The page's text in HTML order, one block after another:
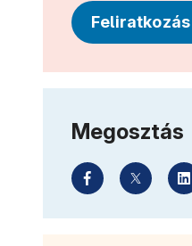
Feliratkozás
Megosztás